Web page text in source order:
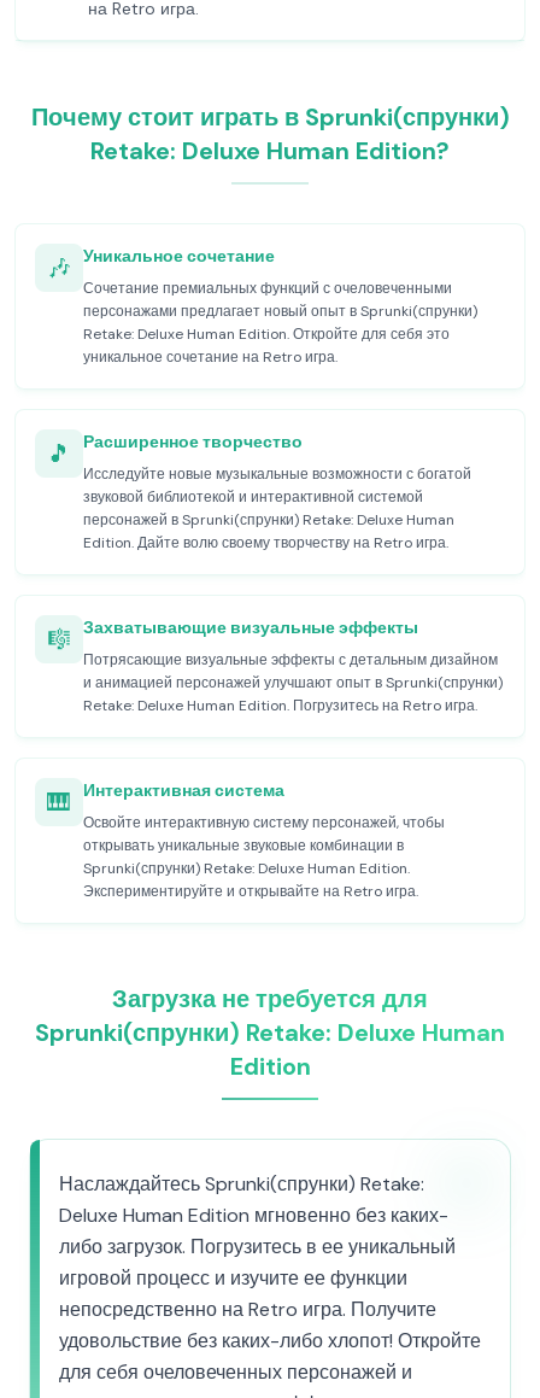
на Retro игра.
Почему стоит играть в Sprunki(спрунки)
Retake: Deluxe Human Edition?
🎶 Уникальное сочетание
Сочетание премиальных функций с очеловеченными
персонажами предлагает новый опыт в Sprunki(спрунки)
Retake: Deluxe Human Edition. Откройте для себя это
уникальное сочетание на Retro игра.
🎵 Расширенное творчество
Исследуйте новые музыкальные возможности с богатой
звуковой библиотекой и интерактивной системой
персонажей в Sprunki(спрунки) Retake: Deluxe Human
Edition. Дайте волю своему творчеству на Retro игра.
🎼 Захватывающие визуальные эффекты
Потрясающие визуальные эффекты с детальным дизайном
и анимацией персонажей улучшают опыт в Sprunki(спрунки)
Retake: Deluxe Human Edition. Погрузитесь на Retro игра.
🎹 Интерактивная система
Освойте интерактивную систему персонажей, чтобы
открывать уникальные звуковые комбинации в
Sprunki(спрунки) Retake: Deluxe Human Edition.
Экспериментируйте и открывайте на Retro игра.
Загрузка не требуется для
Sprunki(спрунки) Retake: Deluxe Human
Edition
Наслаждайтесь Sprunki(спрунки) Retake:
Deluxe Human Edition мгновенно без каких-
либо загрузок. Погрузитесь в ее уникальный
игровой процесс и изучите ее функции
непосредственно на Retro игра. Получите
удовольствие без каких-либо хлопот! Откройте
для себя очеловеченных персонажей и